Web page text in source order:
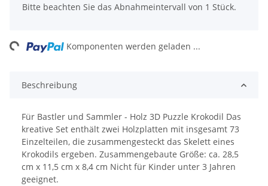
x
Bitte beachten Sie das Abnahmeintervall von 1 Stück.
Loading... Komponenten werden geladen ...
Beschreibung
Für Bastler und Sammler - Holz 3D Puzzle Krokodil Das
kreative Set enthält zwei Holzplatten mit insgesamt 73
Einzelteilen, die zusammengesteckt das Skelett eines
Krokodils ergeben. Zusammengebaute Größe: ca. 28,5
cm x 11,5 cm x 8,4 cm Nicht für Kinder unter 3 Jahren
geeignet.